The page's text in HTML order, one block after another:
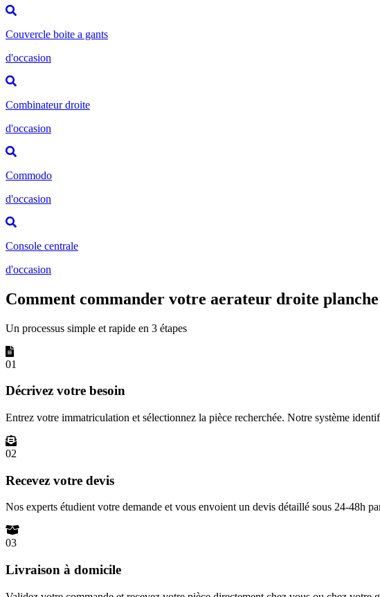
Couvercle boite a gants
d'occasion
Combinateur droite
d'occasion
Commodo
d'occasion
Console centrale
d'occasion
Comment commander votre aerateur droite
Un processus simple et rapide en 3 étapes
01
Décrivez votre besoin
Entrez votre immatriculation et sélectionnez la pièce recherchée. Notre système
02
Recevez votre devis
Nos experts étudient votre demande et vous envoient un devis détaillé sous 24-48h
03
Livraison à domicile